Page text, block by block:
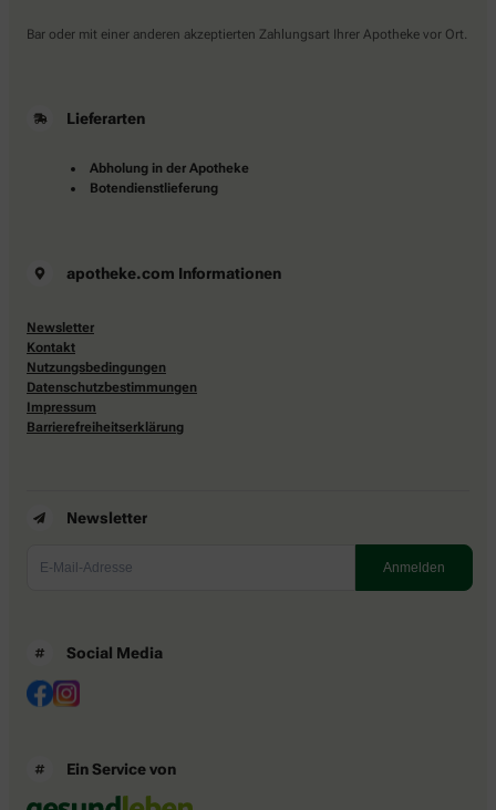
Bar oder mit einer anderen akzeptierten Zahlungsart Ihrer Apotheke vor Ort.
Lieferarten
Abholung in der Apotheke
Botendienstlieferung
apotheke.com Informationen
Newsletter
Kontakt
Nutzungsbedingungen
Datenschutzbestimmungen
Impressum
Barrierefreiheitserklärung
Newsletter
Social Media
Ein Service von